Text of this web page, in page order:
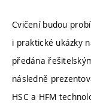
Cvičení budou
i praktické ukázky
předána
následně
HSC a HFM